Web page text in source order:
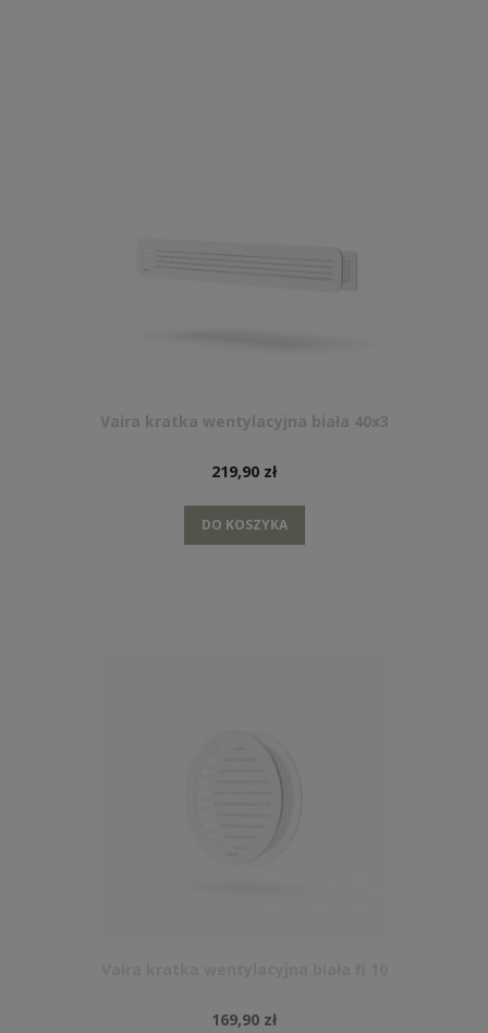
Vaira kratka wentylacyjna biała 40x3
219,90 zł
DO KOSZYKA
169,90 zł